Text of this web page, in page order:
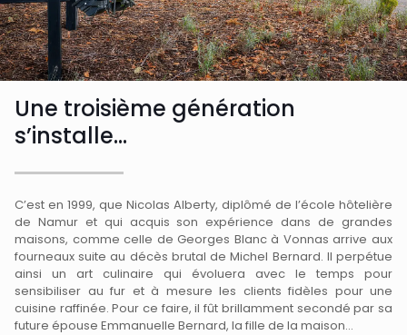
Une troisième génération
s’installe…
C’est en 1999, que Nicolas Alberty, diplômé de l’école hôtelière
de Namur et qui acquis son expérience dans de grandes
maisons, comme celle de Georges Blanc à Vonnas arrive aux
fourneaux suite au décès brutal de Michel Bernard. Il perpétue
ainsi un art culinaire qui évoluera avec le temps pour
sensibiliser au fur et à mesure les clients fidèles pour une
cuisine raffinée. Pour ce faire, il fût brillamment secondé par sa
future épouse Emmanuelle Bernard, la fille de la maison…